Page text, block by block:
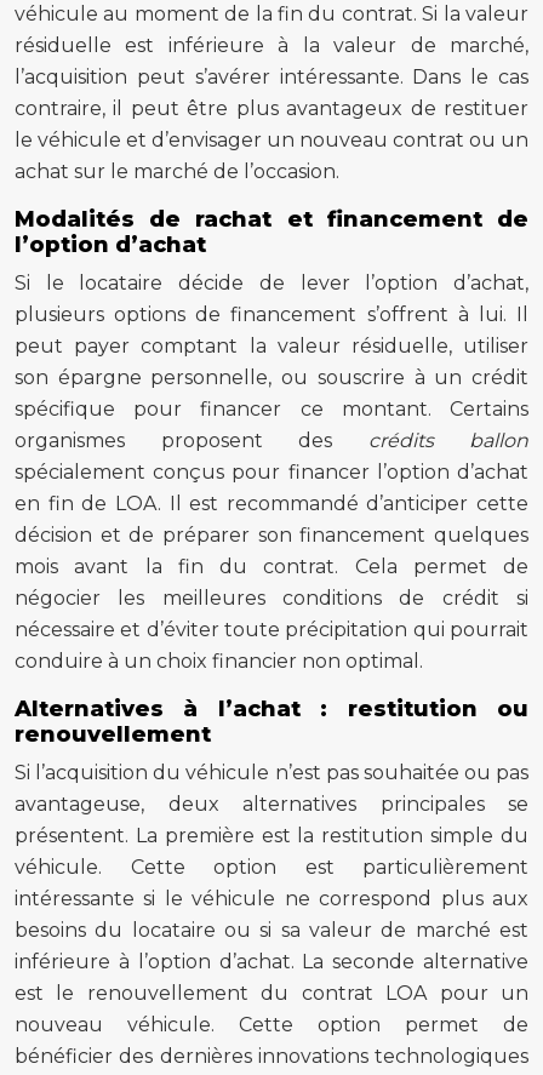
véhicule au moment de la fin du contrat. Si la valeur
résiduelle est inférieure à la valeur de marché,
l’acquisition peut s’avérer intéressante. Dans le cas
contraire, il peut être plus avantageux de restituer
le véhicule et d’envisager un nouveau contrat ou un
achat sur le marché de l’occasion.
Modalités de rachat et financement de
l’option d’achat
Si le locataire décide de lever l’option d’achat,
plusieurs options de financement s’offrent à lui. Il
peut payer comptant la valeur résiduelle, utiliser
son épargne personnelle, ou souscrire à un crédit
spécifique pour financer ce montant. Certains
organismes proposent des crédits ballon
spécialement conçus pour financer l’option d’achat
en fin de LOA. Il est recommandé d’anticiper cette
décision et de préparer son financement quelques
mois avant la fin du contrat. Cela permet de
négocier les meilleures conditions de crédit si
nécessaire et d’éviter toute précipitation qui pourrait
conduire à un choix financier non optimal.
Alternatives à l’achat : restitution ou
renouvellement
Si l’acquisition du véhicule n’est pas souhaitée ou pas
avantageuse, deux alternatives principales se
présentent. La première est la restitution simple du
véhicule. Cette option est particulièrement
intéressante si le véhicule ne correspond plus aux
besoins du locataire ou si sa valeur de marché est
inférieure à l’option d’achat. La seconde alternative
est le renouvellement du contrat LOA pour un
nouveau véhicule. Cette option permet de
bénéficier des dernières innovations technologiques